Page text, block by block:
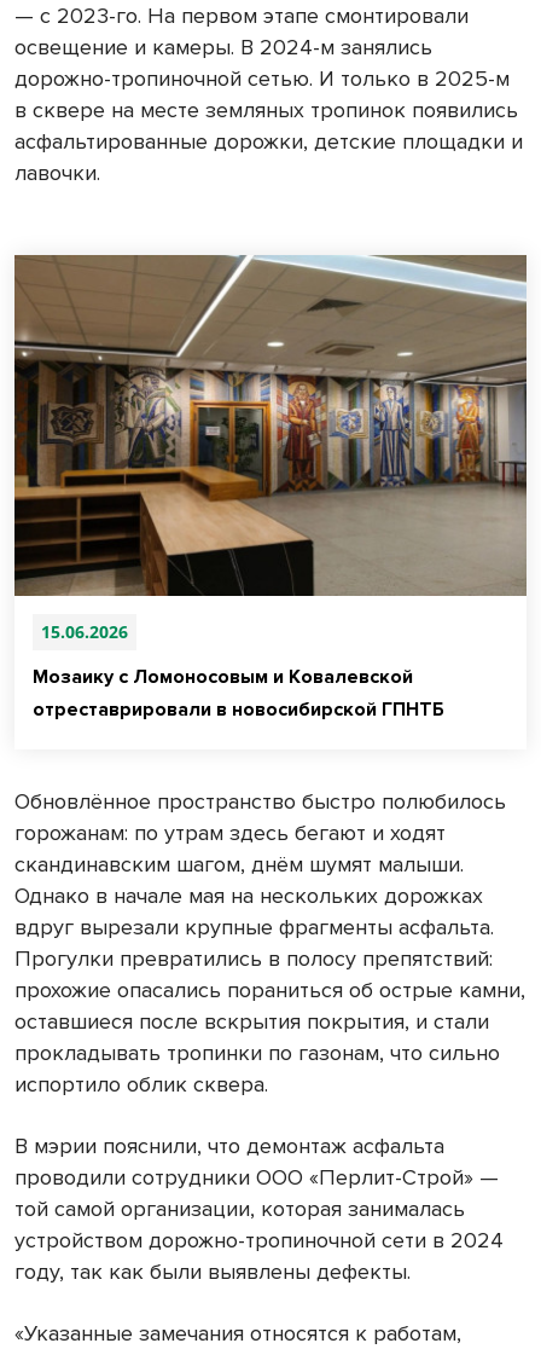
— с 2023-го. На первом этапе смонтировали
освещение и камеры. В 2024-м занялись
дорожно-тропиночной сетью. И только в 2025-м
в сквере на месте земляных тропинок появились
асфальтированные дорожки, детские площадки и
лавочки.
15.06.2026
Мозаику с Ломоносовым и Ковалевской
отреставрировали в новосибирской ГПНТБ
Обновлённое пространство быстро полюбилось
горожанам: по утрам здесь бегают и ходят
скандинавским шагом, днём шумят малыши.
Однако в начале мая на нескольких дорожках
вдруг вырезали крупные фрагменты асфальта.
Прогулки превратились в полосу препятствий:
прохожие опасались пораниться об острые камни,
оставшиеся после вскрытия покрытия, и стали
прокладывать тропинки по газонам, что сильно
испортило облик сквера.
В мэрии пояснили, что демонтаж асфальта
проводили сотрудники ООО «Перлит-Строй» —
той самой организации, которая занималась
устройством дорожно-тропиночной сети в 2024
году, так как были выявлены дефекты.
«Указанные замечания относятся к работам,